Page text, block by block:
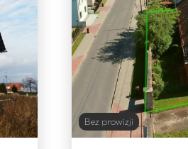
Bez prowizji